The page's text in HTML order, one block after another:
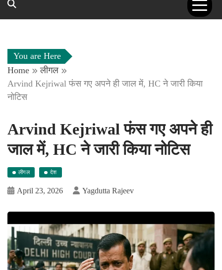
You are Here
Home
लीगल
Arvind Kejriwal फंस गए अपने ही जाल में, HC ने जारी किया
नोटिस
Arvind Kejriwal फंस गए अपने ही
जाल में, HC ने जारी किया नोटिस
लीगल देश
April 23, 2026 Yagdutta Rajeev